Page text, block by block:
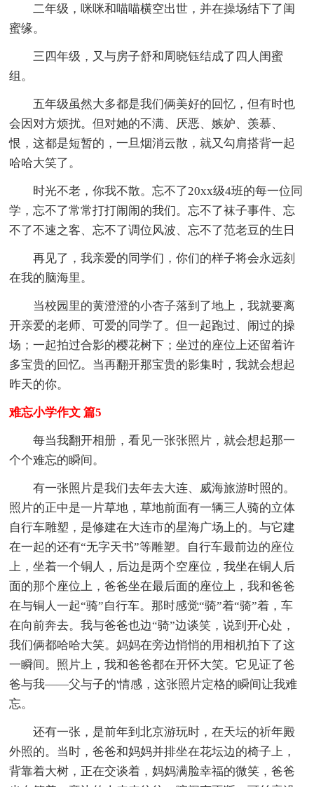
二年级，咪咪和喵喵横空出世，并在操场结下了闺
蜜缘。
三四年级，又与房子舒和周晓钰结成了四人闺蜜
组。
五年级虽然大多都是我们俩美好的回忆，但有时也
会因对方烦扰。但对她的不满、厌恶、嫉妒、羡慕、
恨，这都是短暂的，一旦烟消云散，就又勾肩搭背一起
哈哈大笑了。
时光不老，你我不散。忘不了20xx级4班的每一位同
学，忘不了常常打打闹闹的我们。忘不了袜子事件、忘
不了不速之客、忘不了调位风波、忘不了范老豆的生日
再见了，我亲爱的同学们，你们的样子将会永远刻
在我的脑海里。
当校园里的黄澄澄的小杏子落到了地上，我就要离
开亲爱的老师、可爱的同学了。但一起跑过、闹过的操
场；一起拍过合影的樱花树下；坐过的座位上还留着许
多宝贵的回忆。当再翻开那宝贵的影集时，我就会想起
昨天的你。
难忘小学作文 篇5
每当我翻开相册，看见一张张照片，就会想起那一
个个难忘的瞬间。
有一张照片是我们去年去大连、威海旅游时照的。
照片的正中是一片草地，草地前面有一辆三人骑的立体
自行车雕塑，是修建在大连市的星海广场上的。与它建
在一起的还有“无字天书”等雕塑。自行车最前边的座位
上，坐着一个铜人，后边是两个空座位，我坐在铜人后
面的那个座位上，爸爸坐在最后面的座位上，我和爸爸
在与铜人一起“骑”自行车。那时感觉“骑”着“骑”着，车
在向前奔去。我与爸爸也边“骑”边谈笑，说到开心处，
我们俩都哈哈大笑。妈妈在旁边悄悄的用相机拍下了这
一瞬间。照片上，我和爸爸都在开怀大笑。它见证了爸
爸与我——父与子的'情感，这张照片定格的瞬间让我难
忘。
还有一张，是前年到北京游玩时，在天坛的祈年殿
外照的。当时，爸爸和妈妈并排坐在花坛边的椅子上，
背靠着大树，正在交谈着，妈妈满脸幸福的微笑，爸爸